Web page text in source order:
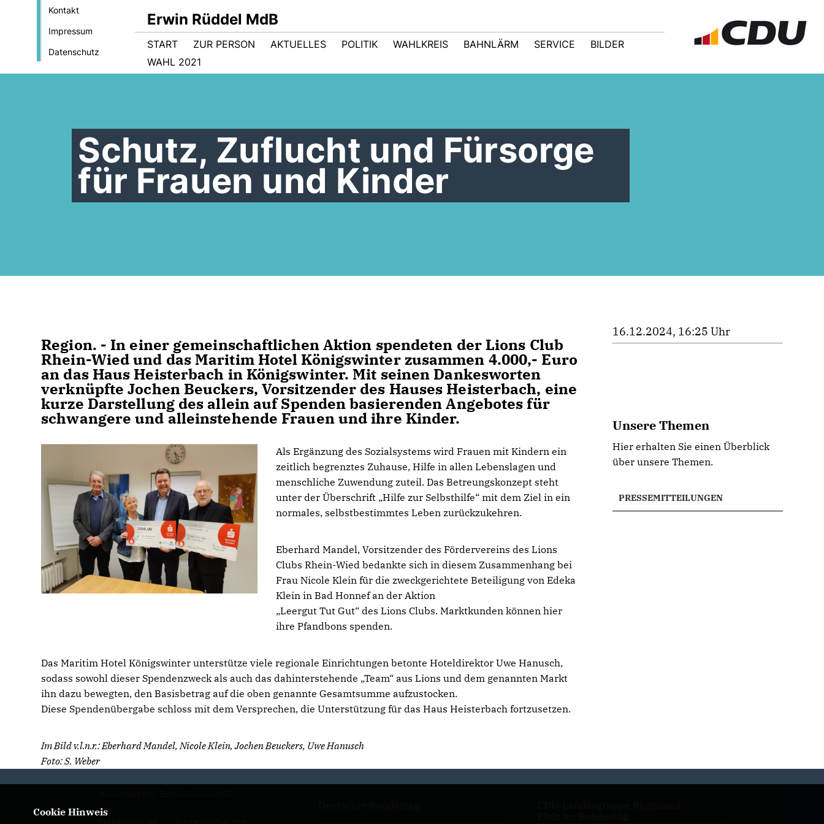
Kontakt
Impressum
Datenschutz
Erwin Rüddel MdB
START ZUR PERSON AKTUELLES POLITIK WAHLKREIS BAHNLÄRM SERVICE
BILDER
WAHL 2021
Schutz, Zuflucht und Fürsorge
für Frauen und Kinder
Region. - In einer gemeinschaftlichen Aktion spendeten der Lions Club
Rhein-Wied und das Maritim Hotel Königswinter zusammen 4.000,- Euro
an das Haus Heisterbach in Königswinter. Mit seinen Dankesworten
verknüpfte Jochen Beuckers, Vorsitzender des Hauses Heisterbach, eine
kurze Darstellung des allein auf Spenden basierenden Angebotes für
schwangere und alleinstehende Frauen und ihre Kinder.
Als Ergänzung des Sozialsystems wird Frauen mit Kindern ein
zeitlich begrenztes Zuhause, Hilfe in allen Lebenslagen und
menschliche Zuwendung zuteil. Das Betreungskonzept steht
unter der Überschrift „Hilfe zur Selbsthilfe“ mit dem Ziel in ein
normales, selbstbestimmtes Leben zurückzukehren.
Eberhard Mandel, Vorsitzender des Fördervereins des Lions
Clubs Rhein-Wied bedankte sich in diesem Zusammenhang bei
Frau Nicole Klein für die zweckgerichtete Beteiligung von Edeka
Klein in Bad Honnef an der Aktion
Leergut Tut Gut“ des Lions Clubs. Marktkunden können hier
ihre Pfandbons spenden.
Das Maritim Hotel Königswinter unterstütze viele regionale Einrichtungen betonte Hoteldirektor Uwe Hanusch,
sodass sowohl dieser Spendenzweck als auch das dahinterstehende „Team“ aus Lions und dem genannten Markt
ihn dazu bewegten, den Basisbetrag auf die oben genannte Gesamtsumme aufzustocken.
Diese Spendenübergabe schloss mit dem Versprechen, die Unterstützung für das Haus Heisterbach fortzusetzen.
Im Bild v.l.n.r.: Eberhard Mandel, Nicole Klein, Jochen Beuckers, Uwe Hanusch
Foto: S. Weber
16.12.2024, 16:25 Uhr
Unsere Themen
Hier erhalten Sie einen Überblick
über unsere Themen.
PRESSEMITTEILUNGEN
Cookie Hinweis